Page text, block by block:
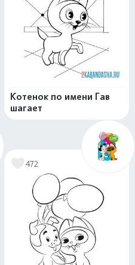
Котенок по имени Гав
шагает
472